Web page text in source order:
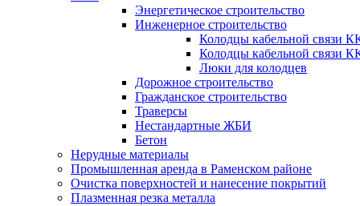
Энергетическое строительство
Инженерное строительство
Колодцы кабельной связи
Колодцы кабельной связи
Люки для колодцев
Дорожное строительство
Гражданское строительство
Траверсы
Нестандартные ЖБИ
Бетон
Нерудные материалы
Промышленная аренда в Раменском районе
Очистка поверхностей и нанесение покрытий
Плазменная резка металла